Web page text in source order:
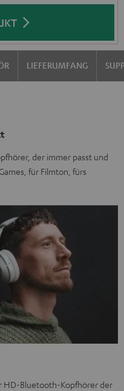
LIEFERUMFANG
der immer passt und
für Filmton, fürs
HD-Bluetooth-Kopfhörer der